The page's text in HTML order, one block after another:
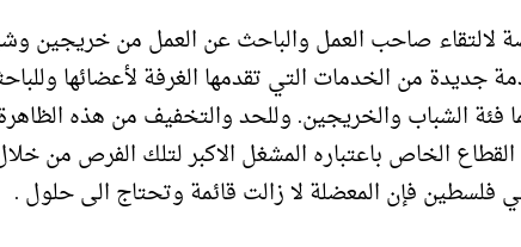
لالتقاء صاحب العمل والباحث عن العمل من خريجين
من الخدمات التي تقدمها الغرفة لأعضائها
الشباب والخريجين. وللحد والتخفيف من هذه
الخاص باعتباره المشغل الاكبر لتلك الفرص من
فلسطين فإن المعضلة لا زالت قائمة وتحتاج الى حلول .